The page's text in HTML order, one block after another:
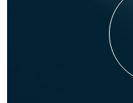
PD, LEGA, M5S, FORZA
hanno sottoscritto e
Prestigiacomo per